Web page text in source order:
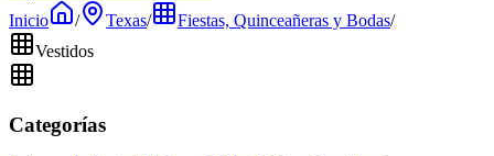
Inicio
/ Texas/ Fiestas, Quinceañeras y Bodas/
Vestidos
Categorías